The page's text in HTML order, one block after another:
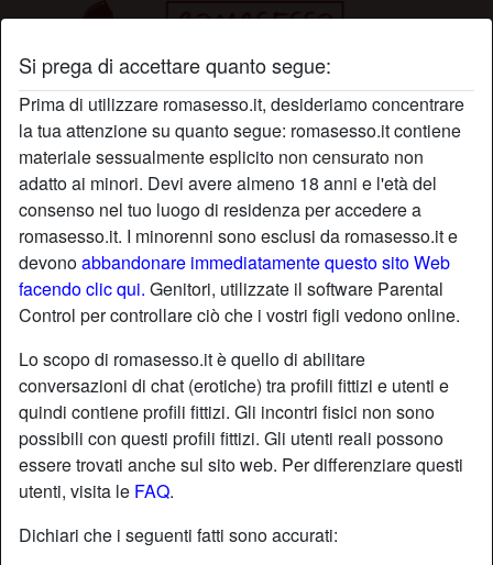
Si prega di accettare quanto segue:
Prima di utilizzare romasesso.it, desideriamo concentrare
la tua attenzione su quanto segue: romasesso.it contiene
materiale sessualmente esplicito non censurato non
adatto ai minori. Devi avere almeno 18 anni e l'età del
consenso nel tuo luogo di residenza per accedere a
romasesso.it. I minorenni sono esclusi da romasesso.it e
devonoabbandonare immediatamente questo sito Web
facendo clic qui. Genitori, utilizzate il software Parental
Control per controllare ciò che i vostri figli vedono online.
Lo scopo di romasesso.it è quello di abilitare
conversazioni di chat (erotiche) tra profili fittizi e utenti e
quindi contiene profili fittizi. Gli incontri fisici non sono
possibili con questi profili fittizi. Gli utenti reali possono
essere trovati anche sul sito web. Per differenziare questi
utenti, visita le FAQ.
Dichiari che i seguenti fatti sono accurati:
Profilo di FarfallinaCoti
starAggiungi chatChatta adesso